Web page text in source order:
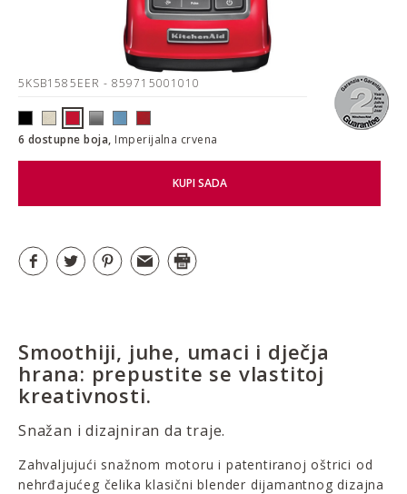
5KSB1585EER - 859715001010
6 dostupne boja, Imperijalna crvena
KUPI SADA
Smoothiji, juhe, umaci i dječja
hrana: prepustite se vlastitoj
kreativnosti.
Snažan i dizajniran da traje.
Zahvaljujući snažnom motoru i patentiranoj oštrici od
nehrđajućeg čelika klasični blender dijamantnog dizajna